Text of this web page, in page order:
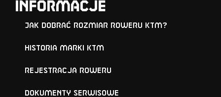
Informacje
Jak dobrać rozmiar roweru KTM?
Historia marki KTM
Rejestracja roweru
Dokumenty serwisowe